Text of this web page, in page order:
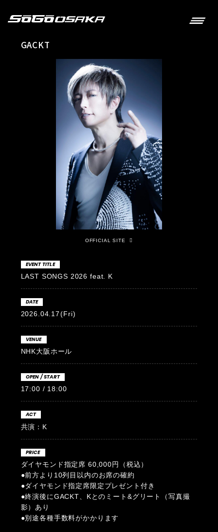
GACKT
OFFICIAL SITE
EVENT TITLE
LAST SONGS 2026 feat. K
DATE
2026.04.17 (Fri)
VENUE
NHK大阪ホール
OPEN / START
17:00 / 18:00
ACT
共演：K
PRICE
ダイヤモンド指定席 60,000円（税込）
●前方より10列目以内のお席の確約
●ダイヤモンド指定席限定プレゼント付き
●終演後にGACKT、Kとのミート&グリート（写真撮
影）あり
●別途各種手数料がかかります